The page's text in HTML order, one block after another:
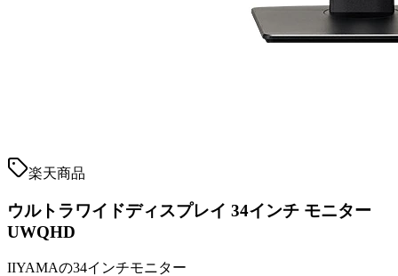
楽天商品
ウルトラワイドディスプレイ 34インチ モニター
UWQHD
IIYAMAの34インチモニター